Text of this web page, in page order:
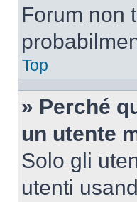
Forum non
Top
» Perché
un utente
Solo gli
utenti